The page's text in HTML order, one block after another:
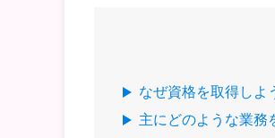
なぜ資格を取得しよ
主にどのような業務